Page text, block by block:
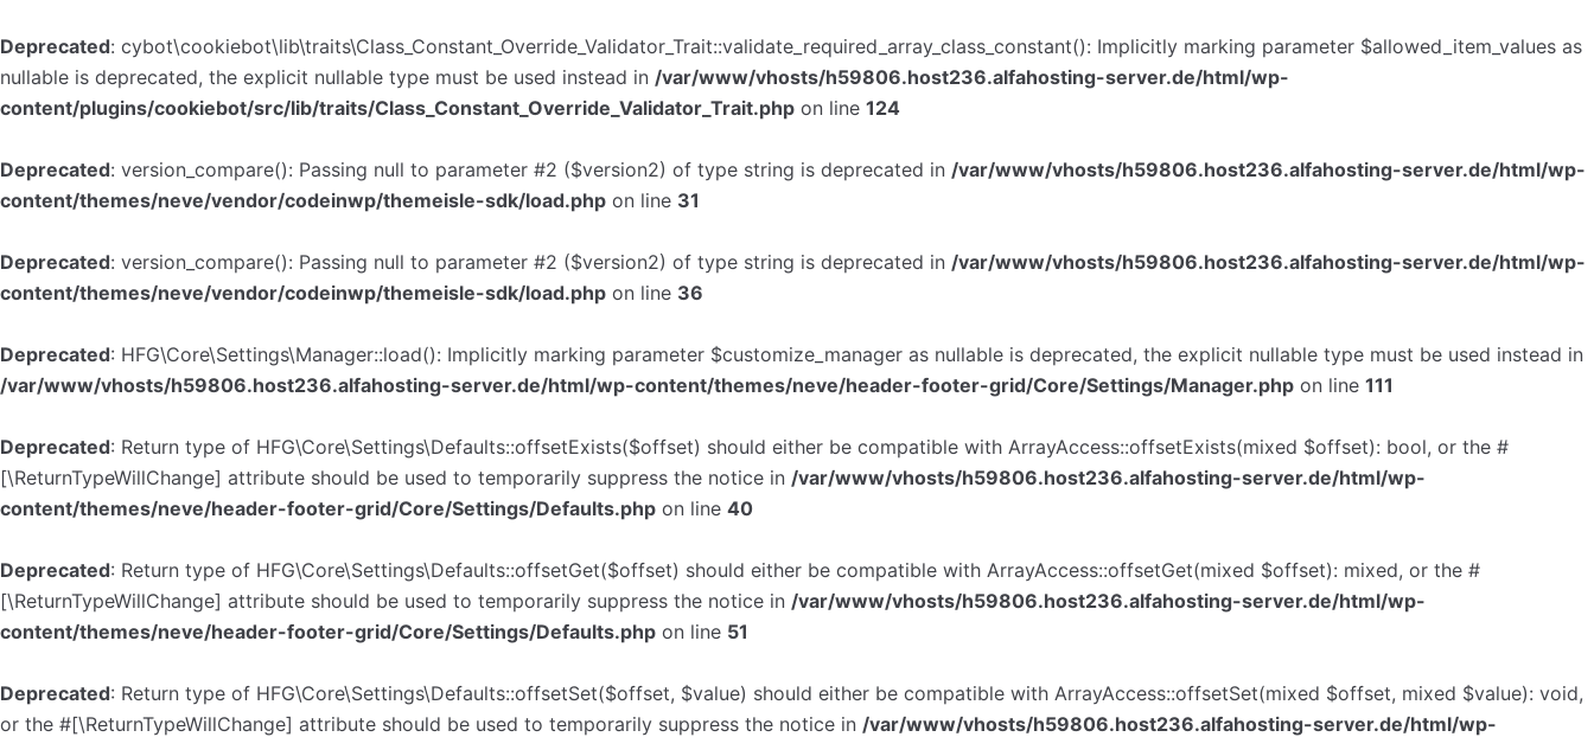
Deprecated: cybot\cookiebot\lib\traits\Class_Constant_Override_Validator_Trait::validate_required_array_class_constant(): Implicitly marking parameter $allowed_item_values as
nullable is deprecated, the explicit nullable type must be used instead in /var/www/vhosts/h59806.host236.alfahosting-server.de/html/wp-
content/plugins/cookiebot/src/lib/traits/Class_Constant_Override_Validator_Trait.php on line 124
Deprecated: version_compare(): Passing null to parameter #2 ($version2) of type string is deprecated in /var/www/vhosts/h59806.host236.alfahosting-server.de/html/wp-
content/themes/neve/vendor/codeinwp/themeisle-sdk/load.php on line 31
Deprecated: version_compare(): Passing null to parameter #2 ($version2) of type string is deprecated in /var/www/vhosts/h59806.host236.alfahosting-server.de/html/wp-
content/themes/neve/vendor/codeinwp/themeisle-sdk/load.php on line 36
Deprecated: HFG\Core\Settings\Manager::load(): Implicitly marking parameter $customize_manager as nullable is deprecated, the explicit nullable type must be used instead in
/var/www/vhosts/h59806.host236.alfahosting-server.de/html/wp-content/themes/neve/header-footer-grid/Core/Settings/Manager.php on line 111
Deprecated: Return type of HFG\Core\Settings\Defaults::offsetExists($offset) should either be compatible with ArrayAccess::offsetExists(mixed $offset): bool, or the #
[\ReturnTypeWillChange] attribute should be used to temporarily suppress the notice in /var/www/vhosts/h59806.host236.alfahosting-server.de/html/wp-
content/themes/neve/header-footer-grid/Core/Settings/Defaults.php on line 40
Deprecated: Return type of HFG\Core\Settings\Defaults::offsetGet($offset) should either be compatible with ArrayAccess::offsetGet(mixed $offset): mixed, or the #
[\ReturnTypeWillChange] attribute should be used to temporarily suppress the notice in /var/www/vhosts/h59806.host236.alfahosting-server.de/html/wp-
content/themes/neve/header-footer-grid/Core/Settings/Defaults.php on line 51
Deprecated: Return type of HFG\Core\Settings\Defaults::offsetSet($offset, $value) should either be compatible with ArrayAccess::offsetSet(mixed $offset, mixed $value): void,
or the #[\ReturnTypeWillChange] attribute should be used to temporarily suppress the notice in /var/www/vhosts/h59806.host236.alfahosting-server.de/html/wp-
Inhalt